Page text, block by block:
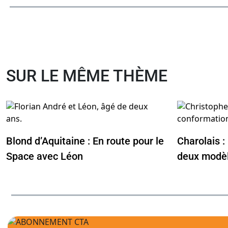
SUR LE MÊME THÈME
Blond d’Aquitaine : En route pour le
Space avec Léon
Charolais
deux